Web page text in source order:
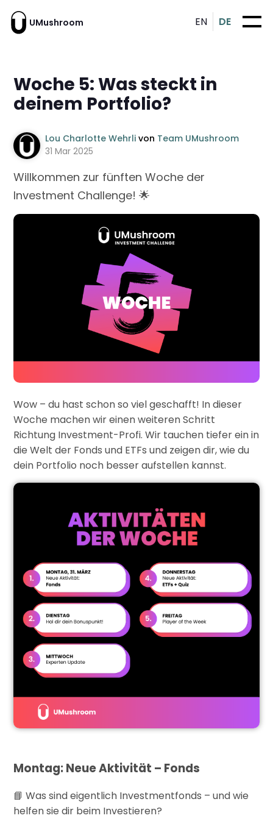
UMushroom EN DE
Woche 5: Was steckt in
deinem Portfolio?
Lou Charlotte Wehrlivon Team UMushroom
31 Mar 2025
Willkommen zur fünften Woche der
Investment Challenge! 🌟
Wow – du hast schon so viel geschafft! In dieser
Woche machen wir einen weiteren Schritt
Richtung Investment-Profi. Wir tauchen tiefer ein in
die Welt der Fonds und ETFs und zeigen dir, wie du
dein Portfolio noch besser aufstellen kannst.
Montag: Neue Aktivität – Fonds
📘 Was sind eigentlich Investmentfonds – und wie
helfen sie dir beim Investieren?